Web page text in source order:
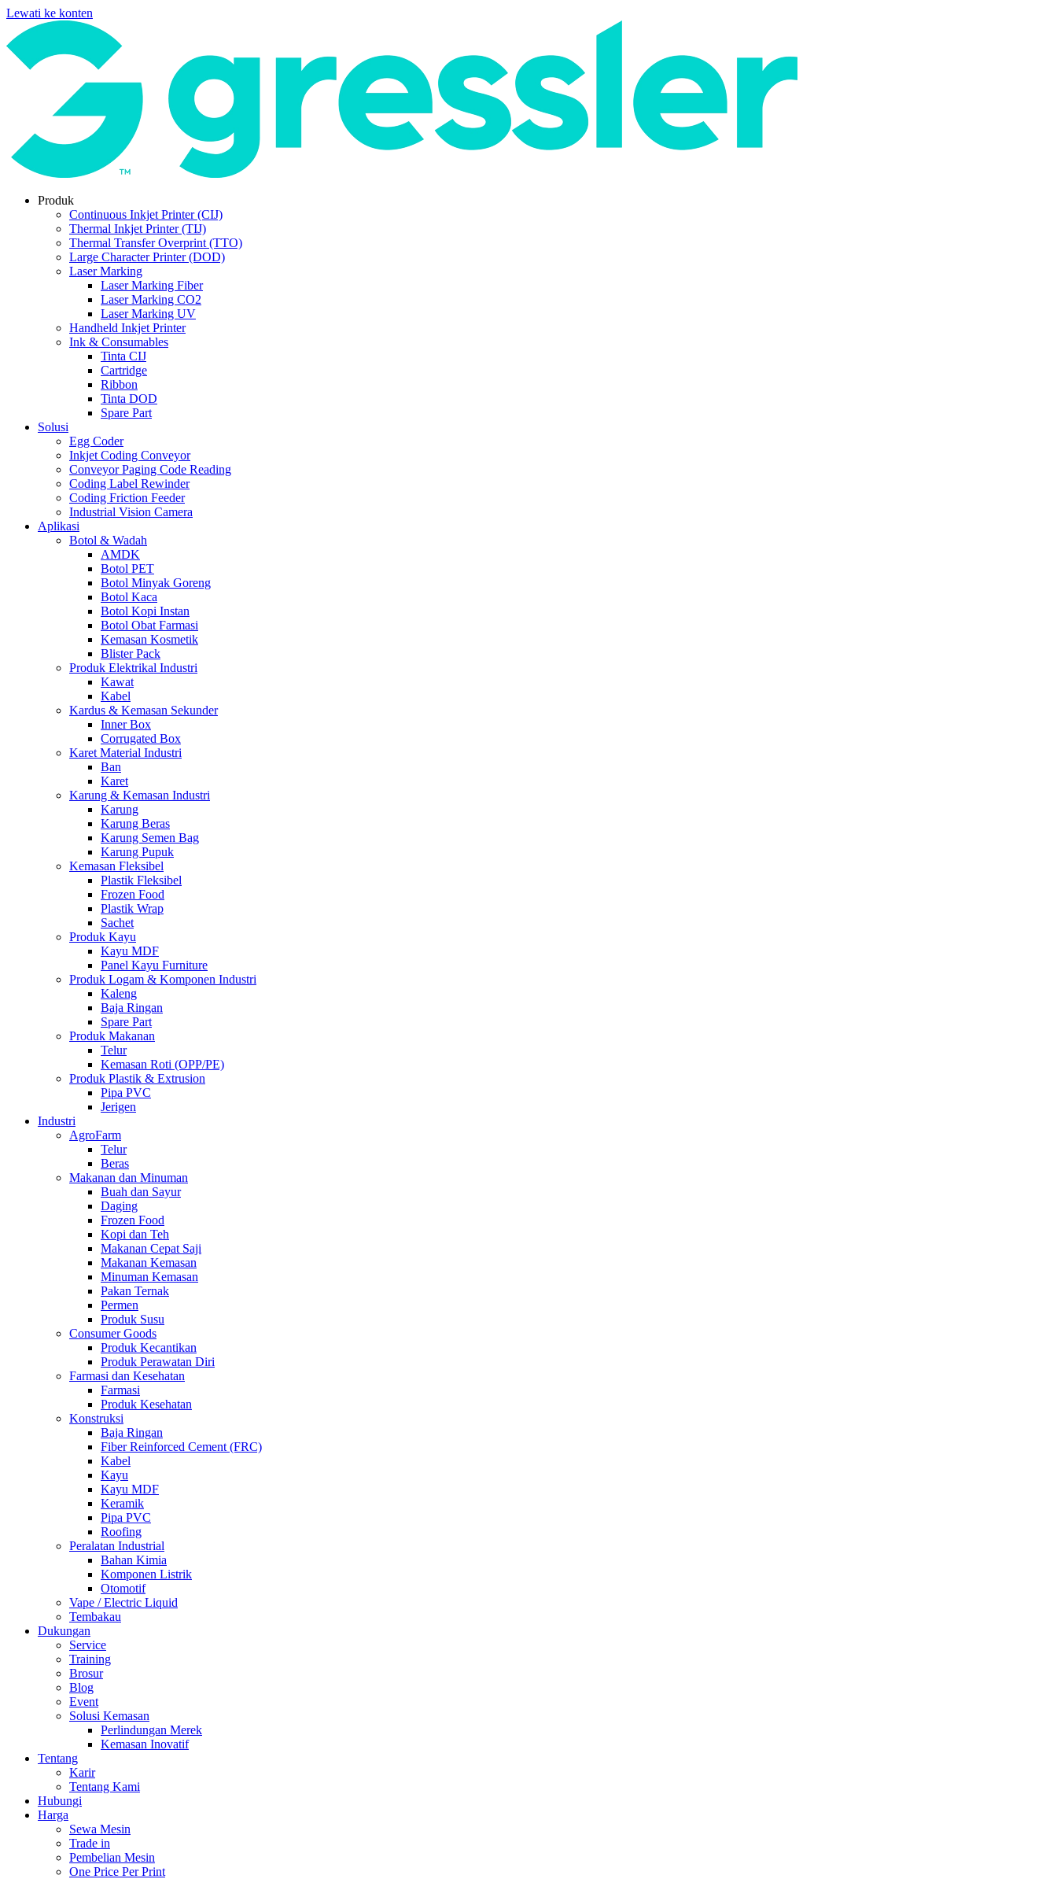
Lewati ke konten
Produk
Continuous Inkjet Printer (CIJ)
Thermal Inkjet Printer (TIJ)
Thermal Transfer Overprint (TTO)
Large Character Printer (DOD)
Laser Marking
Laser Marking Fiber
Laser Marking CO2
Laser Marking UV
Handheld Inkjet Printer
Ink & Consumables
Tinta CIJ
Cartridge
Ribbon
Tinta DOD
Spare Part
Solusi
Egg Coder
Inkjet Coding Conveyor
Conveyor Paging Code Reading
Coding Label Rewinder
Coding Friction Feeder
Industrial Vision Camera
Aplikasi
Botol & Wadah
AMDK
Botol PET
Botol Minyak Goreng
Botol Kaca
Botol Kopi Instan
Botol Obat Farmasi
Kemasan Kosmetik
Blister Pack
Produk Elektrikal Industri
Kawat
Kabel
Kardus & Kemasan Sekunder
Inner Box
Corrugated Box
Karet Material Industri
Ban
Karet
Karung & Kemasan Industri
Karung
Karung Beras
Karung Semen Bag
Karung Pupuk
Kemasan Fleksibel
Plastik Fleksibel
Frozen Food
Plastik Wrap
Sachet
Produk Kayu
Kayu MDF
Panel Kayu Furniture
Produk Logam & Komponen Industri
Kaleng
Baja Ringan
Spare Part
Produk Makanan
Telur
Kemasan Roti (OPP/PE)
Produk Plastik & Extrusion
Pipa PVC
Jerigen
Industri
AgroFarm
Telur
Beras
Makanan dan Minuman
Buah dan Sayur
Daging
Frozen Food
Kopi dan Teh
Makanan Cepat Saji
Makanan Kemasan
Minuman Kemasan
Pakan Ternak
Permen
Produk Susu
Consumer Goods
Produk Kecantikan
Produk Perawatan Diri
Farmasi dan Kesehatan
Farmasi
Produk Kesehatan
Konstruksi
Baja Ringan
Fiber Reinforced Cement (FRC)
Kabel
Kayu
Kayu MDF
Keramik
Pipa PVC
Roofing
Peralatan Industrial
Bahan Kimia
Komponen Listrik
Otomotif
Vape / Electric Liquid
Tembakau
Dukungan
Service
Training
Brosur
Blog
Event
Solusi Kemasan
Perlindungan Merek
Kemasan Inovatif
Tentang
Karir
Tentang Kami
Hubungi
Harga
Sewa Mesin
Trade in
Pembelian Mesin
One Price Per Print